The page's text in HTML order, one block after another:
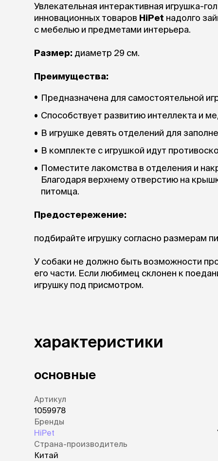
одежда и
Свитеры
аксессуары
Увлекательная интерактивная игрушка-
инновационных товаров HiPet надолго
с мебелью и предметами интерьера.
Размер: диаметр 29 см.
Преимущества:
Предназначена для самостоятельной
Способствует развитию интеллекта и
В игрушке девять отделений для
В комплекте с игрушкой идут
Поместите лакомства в отделения и
Благодаря верхнему отверстию на
питомца.
Предостережение:
подбирайте игрушку согласно размерам
У собаки не должно быть возможности
его части. Если любимец склонен к
игрушку под присмотром.
характеристики
основные
Артикул
1059978
Бренды
HiPet
Страна-производитель
Китай